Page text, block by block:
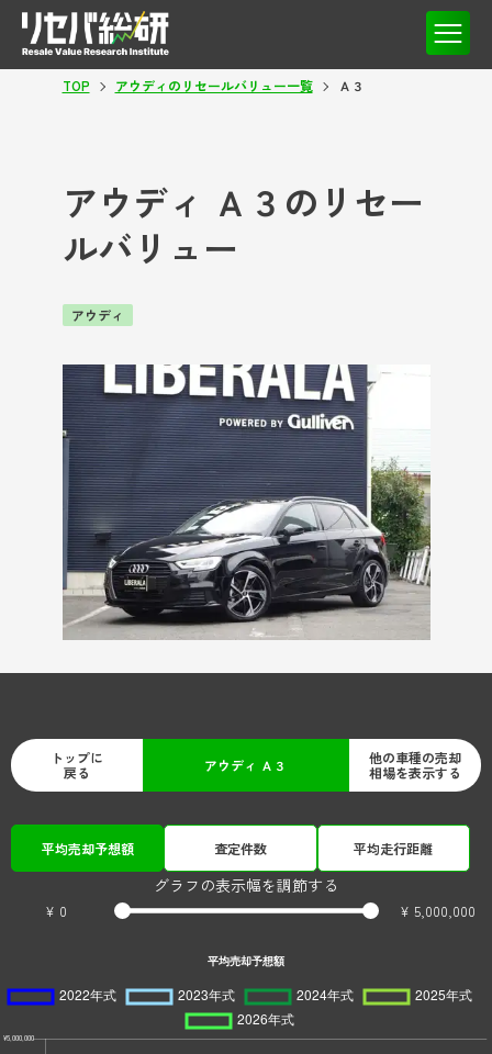
TOP アウディのリセールバリュー一覧 Ａ３
アウディ Ａ３のリセー
ルバリュー
アウディ
トップに
戻る
アウディ Ａ３
他の車種の売却
相場を表示する
平均売却予想額 査定件数 平均走行距離
グラフの表示幅を調節する
¥ 0 ¥ 5,000,000